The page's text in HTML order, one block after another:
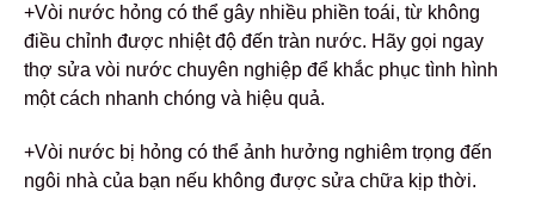
+Vòi nước hỏng có thể gây nhiều phiền toái, từ không
điều chỉnh được nhiệt độ đến tràn nước. Hãy gọi ngay
thợ sửa vòi nước chuyên nghiệp để khắc phục tình hình
một cách nhanh chóng và hiệu quả.
+Vòi nước bị hỏng có thể ảnh hưởng nghiêm trọng đến
ngôi nhà của bạn nếu không được sửa chữa kịp thời.